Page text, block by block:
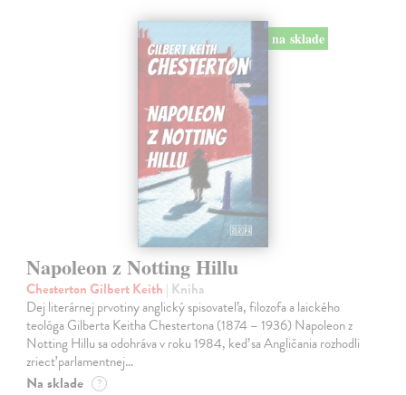
na sklade
Napoleon z Notting Hillu
Chesterton Gilbert Keith | Kniha
Dej literárnej prvotiny anglický spisovateľa, filozofa a laického
teológa Gilberta Keitha Chestertona (1874 – 1936) Napoleon z
Notting Hillu sa odohráva v roku 1984, keď sa Angličania rozhodli
zriecť parlamentnej…
Na sklade ?